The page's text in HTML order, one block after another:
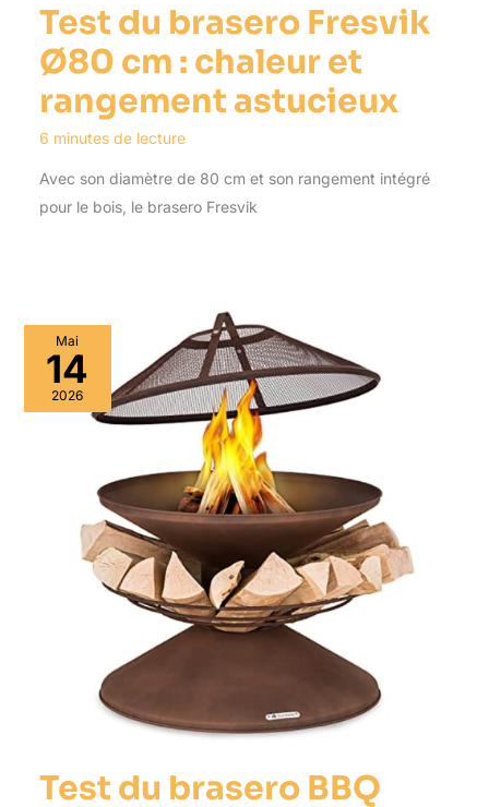
Test du brasero Fresvik
Ø80 cm : chaleur et
rangement astucieux
6 minutes de lecture
Avec son diamètre de 80 cm et son rangement intégré
pour le bois, le brasero Fresvik
Mai
14
2026
Test du brasero BBQ